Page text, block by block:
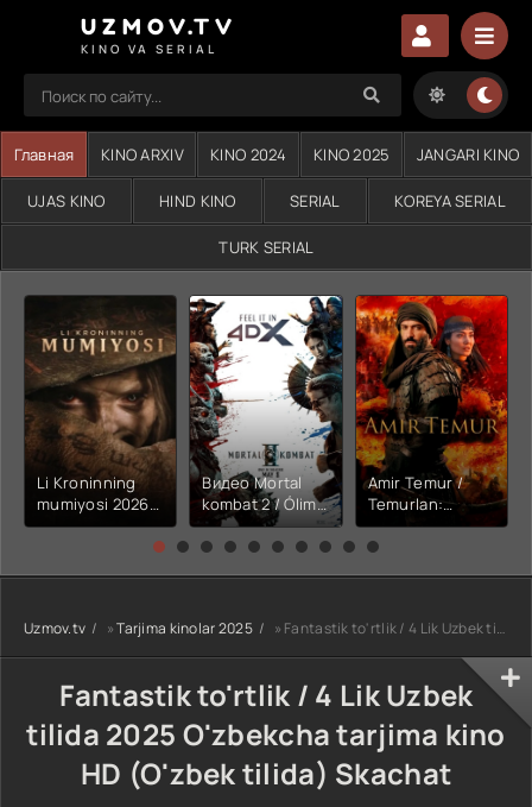
UZMOV.TV
KINO VA SERIAL
Главная KINO ARXIV KINO 2024 KINO 2025 JANGARI KINO
UJAS KINO HIND KINO SERIAL KOREYA SERIAL
TURK SERIAL
Li Kroninning
mumiyosi 2026
(uzbek tilida
kino) tarjima HD
Видео Mortal
kombat 2 / Ólim
jangi 2 (2026)
Uzbek tilida
Amir Temur /
Temurlan:
Fathchining
yuksalishi
tarjima kino Full
HD tas-ix
Uzmov.tv »Tarjima kinolar 2025 » Fantastik to'rtlik / 4 Lik Uzbek tilida 2025 O'zbekcha tarjima kino HD (O'zbek tilida) Skachat
Fantastik to'rtlik / 4 Lik Uzbek
tilida 2025 O'zbekcha tarjima kino
HD (O'zbek tilida) Skachat